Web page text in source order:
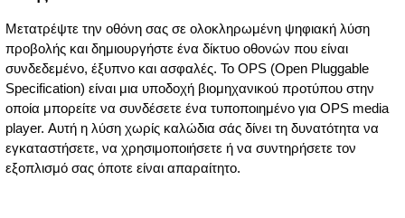
Μετατρέψτε την οθόνη σας σε ολοκληρωμένη ψηφιακή λύση
προβολής και δημιουργήστε ένα δίκτυο οθονών που είναι
συνδεδεμένο, έξυπνο και ασφαλές. Το OPS (Open Pluggable
Specification) είναι μια υποδοχή βιομηχανικού προτύπου στην
οποία μπορείτε να συνδέσετε ένα τυποποιημένο για OPS media
player. Αυτή η λύση χωρίς καλώδια σάς δίνει τη δυνατότητα να
εγκαταστήσετε, να χρησιμοποιήσετε ή να συντηρήσετε τον
εξοπλισμό σας όποτε είναι απαραίτητο.